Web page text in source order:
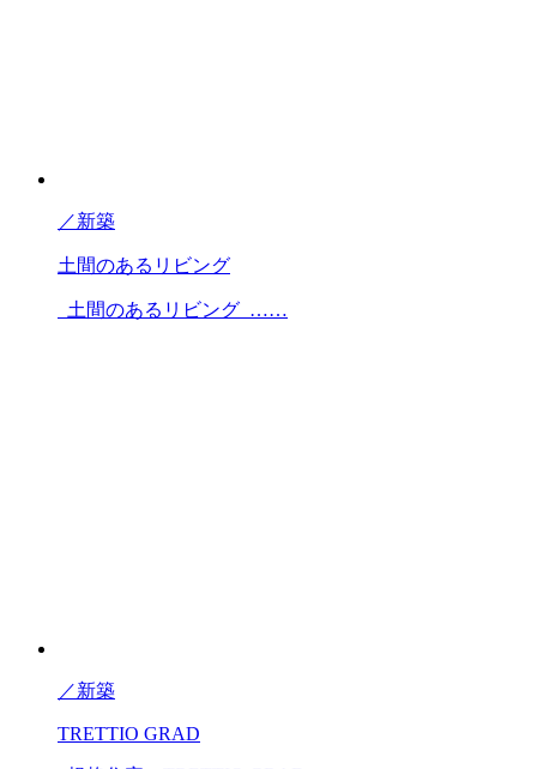
／新築
土間のあるリビング
土間のあるリビング ……
／新築
TRETTIO GRAD